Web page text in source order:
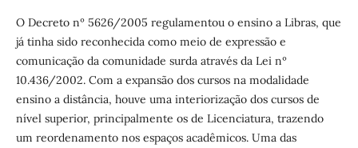
O Decreto nº 5626/2005 regulamentou o ensino a Libras, que
já tinha sido reconhecida como meio de expressão e
comunicação da comunidade surda através da Lei nº
10.436/2002. Com a expansão dos cursos na modalidade
ensino a distância, houve uma interiorização dos cursos de
nível superior, principalmente os de Licenciatura, trazendo
um reordenamento nos espaços acadêmicos. Uma das